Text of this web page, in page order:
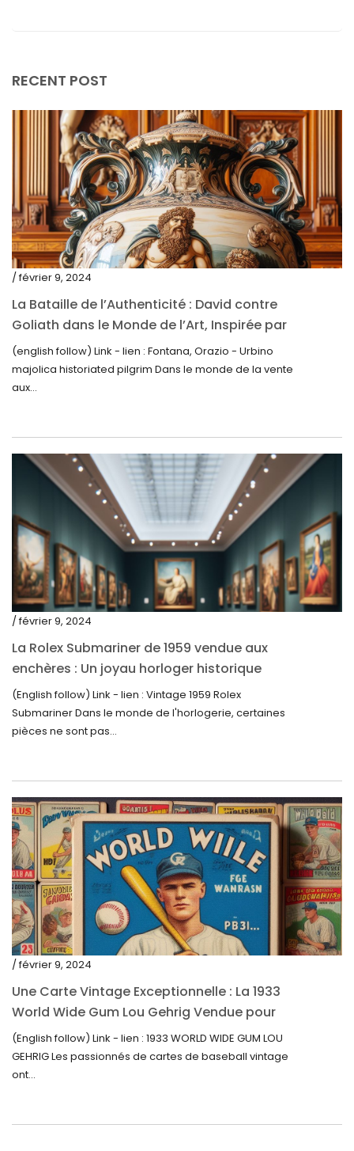
octobre 2023
septembre 2023
août 2023
juillet 2023
juin 2023
mai 2023
avril 2023
mars 2023
février 2023
janvier 2023
novembre 2022
octobre 2022
septembre 2022
août 2022
juillet 2022
juin 2022
mai 2022
avril 2022
mars 2022
février 2022
décembre 2021
septembre 2021
août 2021
juillet 2021
juin 2021
mai 2021
avril 2021
mars 2021
janvier 2021
décembre 2020
novembre 2020
septembre 2020
RECENT POST
/ février 9, 2024
La Bataille de l’Authenticité : David contre
Goliath dans le Monde de l’Art, Inspirée par
la Découverte de la Gourde en Majolique
d’Urbino
(english follow) Link - lien : Fontana, Orazio - Urbino
majolica historiated pilgrim Dans le monde de la vente
aux...
/ février 9, 2024
La Rolex Submariner de 1959 vendue aux
enchères : Un joyau horloger historique
trouve un nouveau propriétaire pour 60 000
$
(English follow) Link - lien : Vintage 1959 Rolex
Submariner Dans le monde de l'horlogerie, certaines
pièces ne sont pas...
/ février 9, 2024
Une Carte Vintage Exceptionnelle : La 1933
World Wide Gum Lou Gehrig Vendue pour
5500$ aux Enchères
(English follow) Link - lien : 1933 WORLD WIDE GUM LOU
GEHRIG Les passionnés de cartes de baseball vintage
ont...